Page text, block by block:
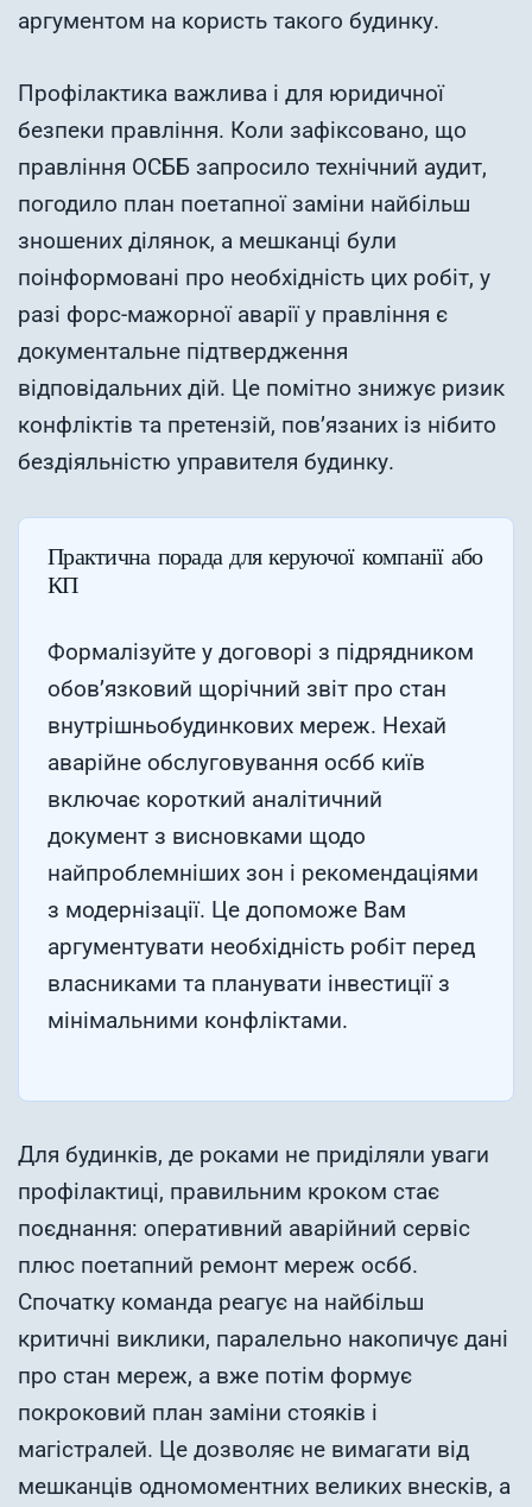
аргументом на користь такого будинку.
Профілактика важлива і для юридичної
безпеки правління. Коли зафіксовано, що
правління ОСББ запросило технічний аудит,
погодило план поетапної заміни найбільш
зношених ділянок, а мешканці були
поінформовані про необхідність цих робіт, у
разі форс-мажорної аварії у правління є
документальне підтвердження
відповідальних дій. Це помітно знижує ризик
конфліктів та претензій, пов’язаних із нібито
бездіяльністю управителя будинку.
Практична порада для керуючої компанії або
КП
Формалізуйте у договорі з підрядником
обов’язковий щорічний звіт про стан
внутрішньобудинкових мереж. Нехай
аварійне обслуговування осбб київ
включає короткий аналітичний
документ з висновками щодо
найпроблемніших зон і рекомендаціями
з модернізації. Це допоможе Вам
аргументувати необхідність робіт перед
власниками та планувати інвестиції з
мінімальними конфліктами.
Для будинків, де роками не приділяли уваги
профілактиці, правильним кроком стає
поєднання: оперативний аварійний сервіс
плюс поетапний ремонт мереж осбб.
Спочатку команда реагує на найбільш
критичні виклики, паралельно накопичує дані
про стан мереж, а вже потім формує
покроковий план заміни стояків і
магістралей. Це дозволяє не вимагати від
мешканців одномоментних великих внесків, а